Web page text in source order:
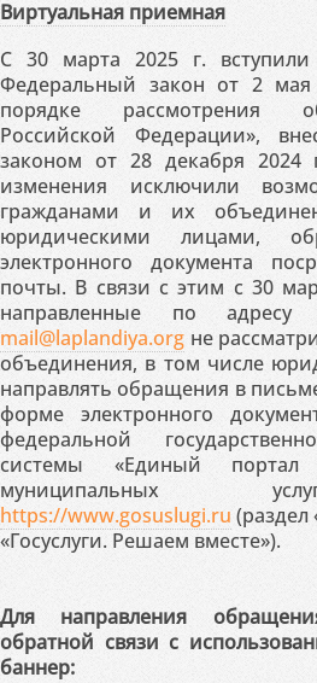
Виртуальная приемная
С 30 марта 2025 г.
Федеральный закон от 2
порядке рассмотрения
Российской Федерации»,
законом от 28 декабря
изменения исключили
гражданами и их
юридическими лицами,
электронного документа
почты. В связи с этим с 30
направленные по адресу
mail@laplandiya.org не
объединения, в том числе
направлять обращения в
форме электронного
федеральной
системы «Единый портал
муниципальных
https://www.gosuslugi.ru
«Госуслуги. Решаем вместе»).
Для направления
обратной связи с
баннер: